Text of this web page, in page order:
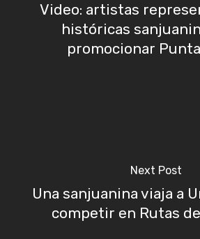
Video: artistas
históricas
promocionar
Next Post
Una sanjuanina viaja a
competir en Rutas